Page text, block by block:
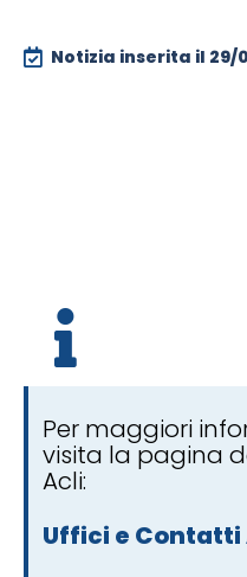
Notizia inserita il 29/
Per maggiori
visita la pagina
Acli:
Uffici e Contatti